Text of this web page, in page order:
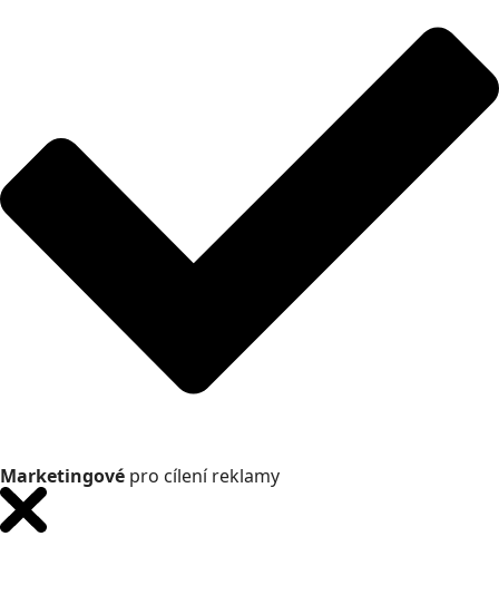
Marketingové pro cílení reklamy